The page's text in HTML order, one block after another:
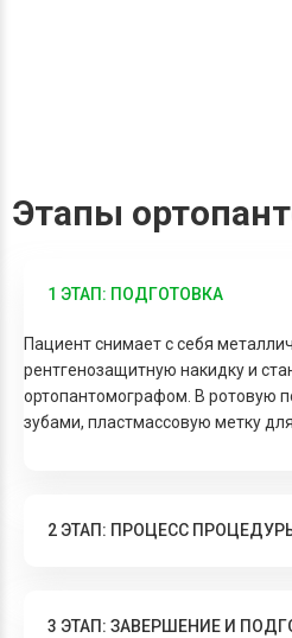
Этапы
1 ЭТАП: ПОДГОТОВКА
Пациент снимает с себя
рентгенозащитную накидку и
ортопантомографом. В ротовую
зубами, пластмассовую метку
2 ЭТАП: ПРОЦЕСС
3 ЭТАП: ЗАВЕРШЕНИЕ И